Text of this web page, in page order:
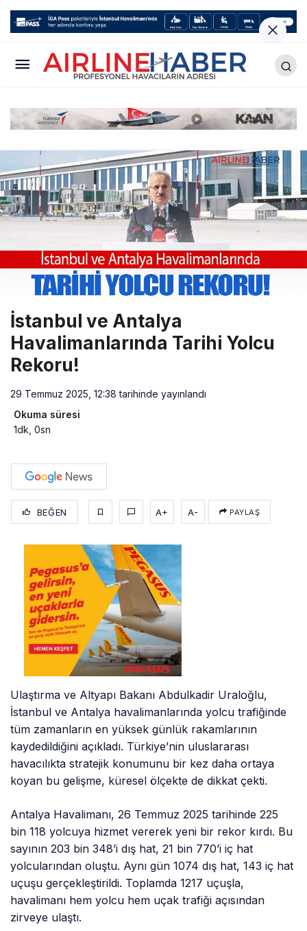
İstanbul ve Antalya
Havalimanlarında Tarihi Yolcu
Rekoru!
29 Temmuz 2025, 12:38 tarihinde yayınlandı
Okuma süresi
1dk, 0sn
BEĞEN A+ A- PAYLAŞ
Ulaştırma ve Altyapı Bakanı Abdulkadir Uraloğlu,
İstanbul ve Antalya havalimanlarında yolcu trafiğinde
tüm zamanların en yüksek günlük rakamlarının
kaydedildiğini açıkladı. Türkiye’nin uluslararası
havacılıkta stratejik konumunu bir kez daha ortaya
koyan bu gelişme, küresel ölçekte de dikkat çekti.
Antalya Havalimanı, 26 Temmuz 2025 tarihinde 225
bin 118 yolcuya hizmet vererek yeni bir rekor kırdı. Bu
sayının 203 bin 348’i dış hat, 21 bin 770’i iç hat
yolcularından oluştu. Aynı gün 1074 dış hat, 143 iç hat
uçuşu gerçekleştirildi. Toplamda 1217 uçuşla,
havalimanı hem yolcu hem uçak trafiği açısından
zirveye ulaştı.